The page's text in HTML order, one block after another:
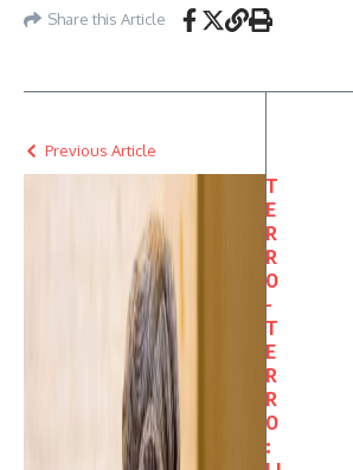
Share this Article
Previous Article
T
E
R
R
O
-
T
E
R
R
O
: